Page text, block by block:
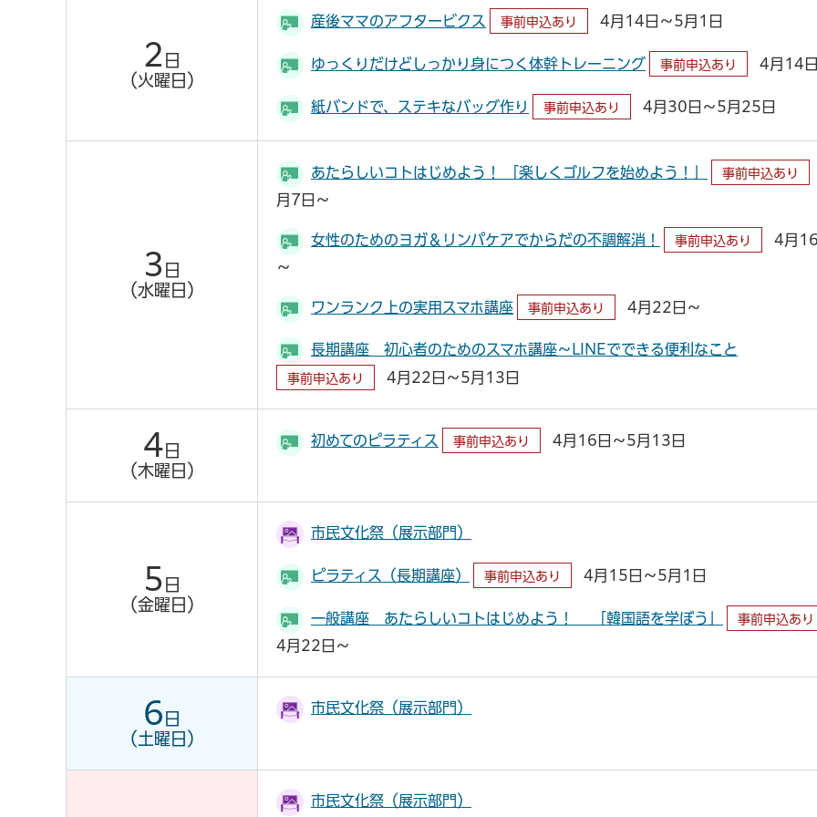
2 日
（火曜日）
産後ママのアフタービクス 事前申込あり 4月14日～5月1日
ゆっくりだけどしっかり身につく体幹トレーニング 事前申込あり 4月14
紙バンドで、ステキなバッグ作り 事前申込あり 4月30日～5月25日
3 日
（水曜日）
あたらしいコトはじめよう！ 「楽しくゴルフを始めよう！」 事前申込あり
月7日～
女性のためのヨガ＆リンパケアでからだの不調解消！ 事前申込あり
4月
～
ワンランク上の実用スマホ講座 事前申込あり 4月22日～
長期講座 初心者のためのスマホ講座～LINEでできる便利なこと
事前申込あり 4月22日～5月13日
4 日
（木曜日）
初めてのピラティス 事前申込あり 4月16日～5月13日
5 日
（金曜日）
市民文化祭（展示部門）
ピラティス（長期講座） 事前申込あり 4月15日～5月1日
一般講座 あたらしいコトはじめよう！ 「韓国語を学ぼう」 事前申込あり
4月22日～
6 日
（土曜日）
市民文化祭（展示部門）
市民文化祭（展示部門）